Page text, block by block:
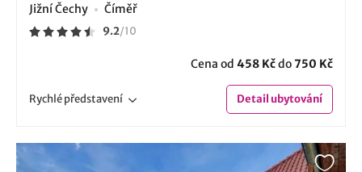
Jižní Čechy Číměř
9.2/10
Cena od 458 Kčdo750 Kč
Rychlépředstavení Detailubytování